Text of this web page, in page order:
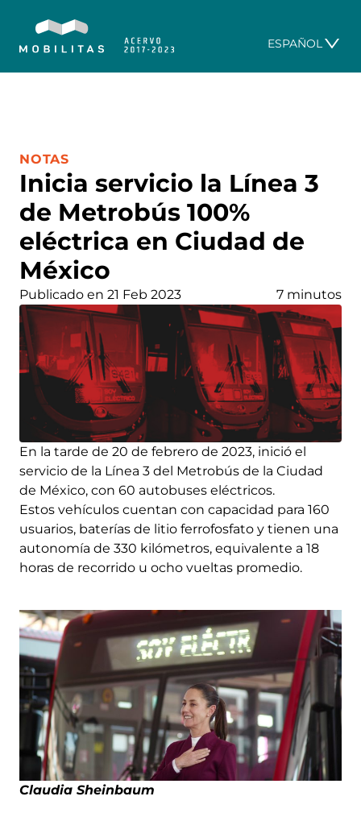
ESPAÑOL
Inicia servicio la Línea 3
de Metrobús 100%
eléctrica en Ciudad de
México
CATEGORÍA:
NOTAS
Publicado en 21 Feb 2023 7 minutos
En la tarde de 20 de febrero de 2023, inició el
servicio de la Línea 3 del Metrobús de la Ciudad
de México, con 60 autobuses eléctricos.
Estos vehículos cuentan con capacidad para 160
usuarios, baterías de litio ferrofosfato y tienen una
autonomía de 330 kilómetros, equivalente a 18
horas de recorrido u ocho vueltas promedio.
Claudia Sheinbaum